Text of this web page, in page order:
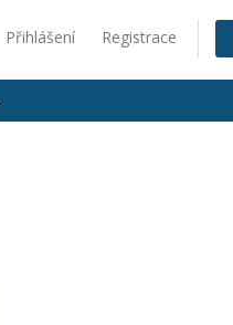
Přihlášení Registrace